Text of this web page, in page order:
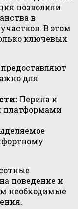
позволили
в
В этом
ключевых
для
Перила и
платформами
поведение и
необходимые